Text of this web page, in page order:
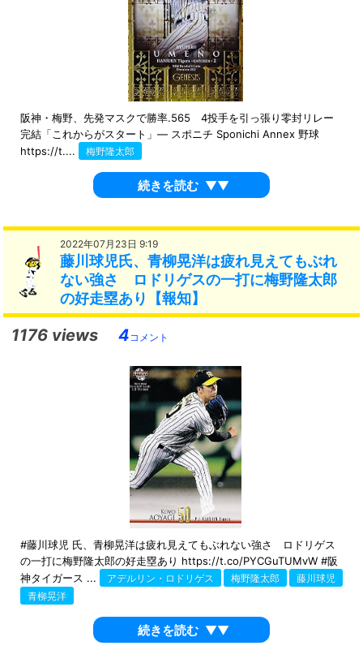
阪神・梅野、先発マスクで勝率.565 4投手を引っ張り零封リレー
完結「これからがスタート」― スポニチ Sponichi Annex 野球
https://t....
梅野隆太郎
続きを読む ▼▼
2022年07月23日 9:19
藤川球児氏、青柳晃洋は疲れ見えてもぶれ
ない強さ ロドリゲスの一打に梅野隆太郎
の好走塁あり【報知】
1176 views 4コメント
#藤川球児 氏、青柳晃洋は疲れ見えてもぶれない強さ ロドリゲス
の一打に梅野隆太郎の好走塁あり https://t.co/PYCGuTUMvW #阪
神タイガース ...
アデルリン・ロドリゲス 梅野隆太郎
藤川球児
青柳晃洋
続きを読む ▼▼